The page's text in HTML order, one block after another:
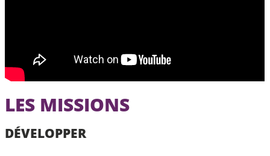
LES MISSIONS
DÉVELOPPER